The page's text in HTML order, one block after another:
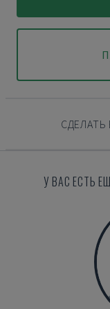
У ВАС ЕСТЬ